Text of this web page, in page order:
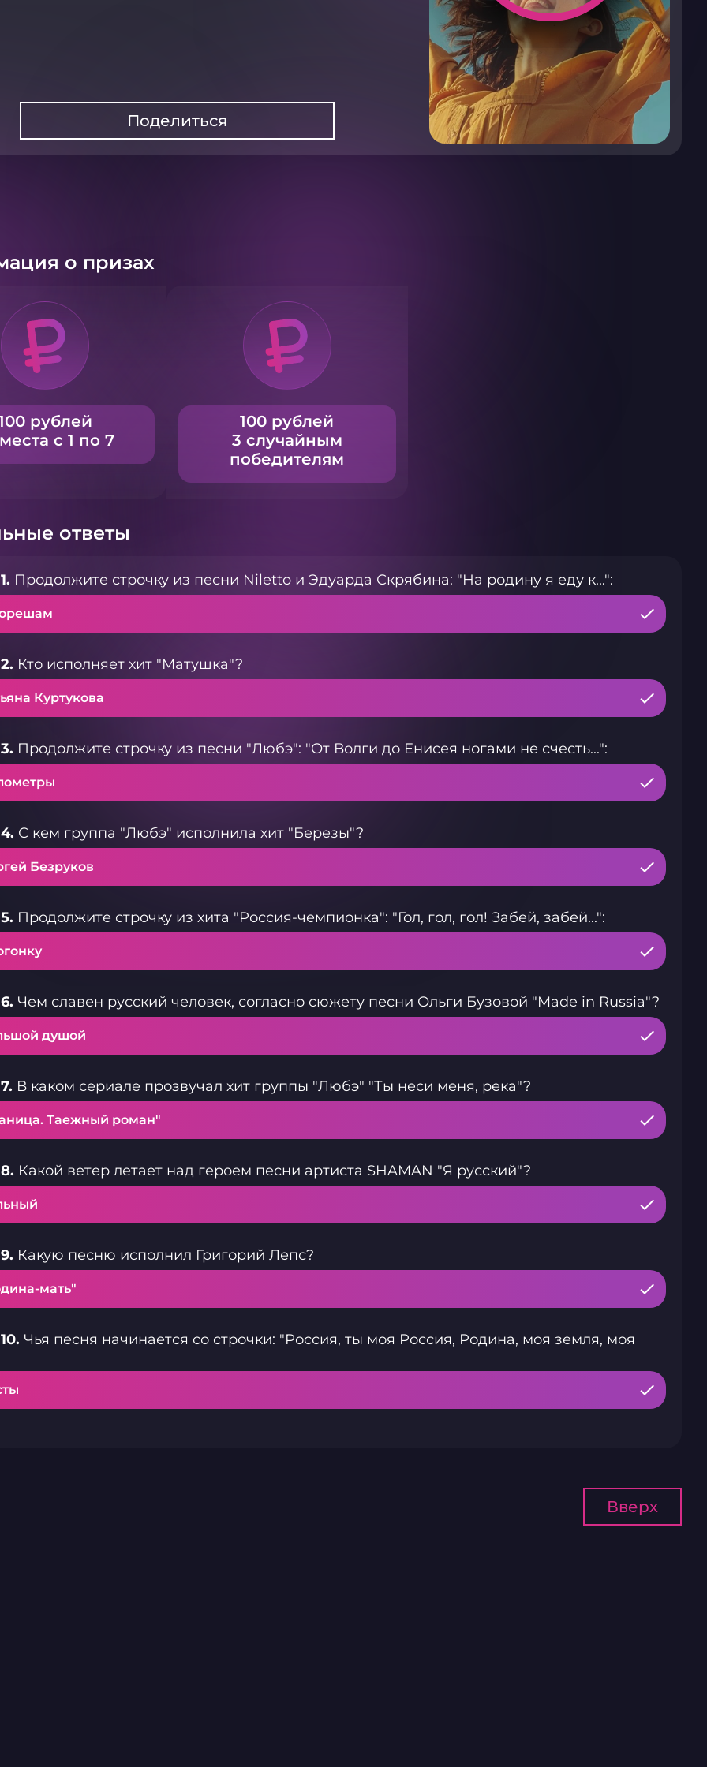
Поделиться
о призах
рублей
с 1 по 7
100 рублей
3 случайным
победителям
ответы
Продолжите строчку из песни Niletto и Эдуарда Скрябина: "На родину я еду к...":
Кто исполняет хит "Матушка"?
Куртукова
Продолжите строчку из песни "Любэ": "От Волги до Енисея ногами не счесть...":
С кем группа "Любэ" исполнила хит "Березы"?
Безруков
Продолжите строчку из хита "Россия-чемпионка": "Гол, гол, гол! Забей, забей...":
Чем славен русский человек, согласно сюжету песни Ольги Бузовой "Made in Russia"?
душой
В каком сериале прозвучал хит группы "Любэ" "Ты неси меня, река"?
Таежный роман"
Какой ветер летает над героем песни артиста SHAMAN "Я русский"?
Какую песню исполнил Григорий Лепс?
мать"
Чья песня начинается со строчки: "Россия, ты моя Россия, Родина, моя земля, моя
Вверх